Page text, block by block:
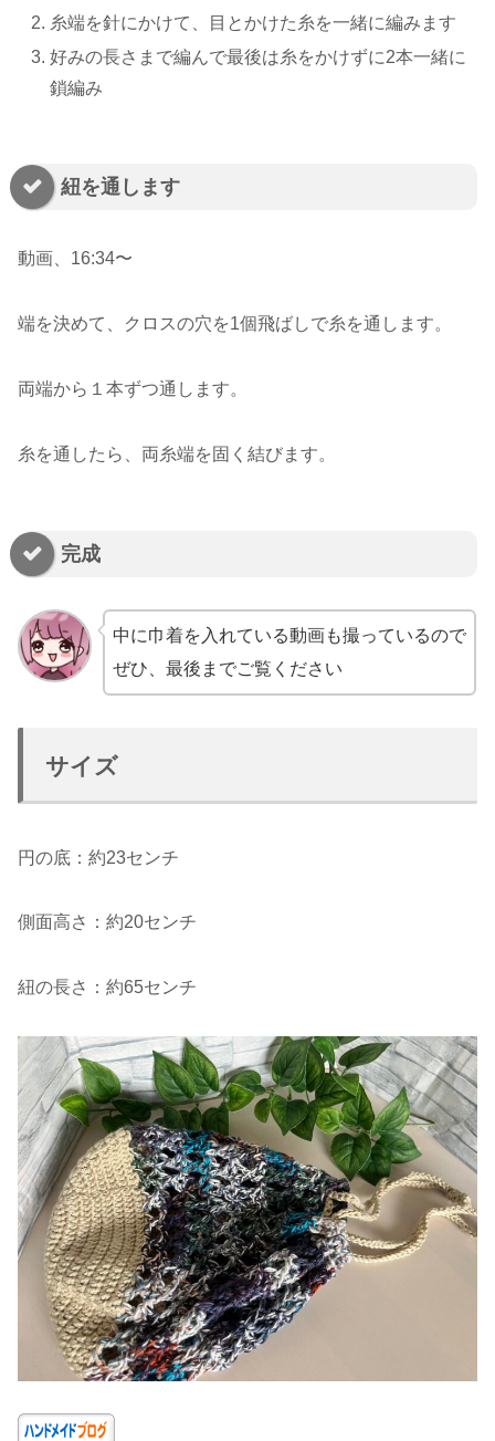
糸端を針にかけて、目とかけた糸を一緒に編みます
好みの長さまで編んで最後は糸をかけずに2本一緒に
鎖編み
紐を通します
動画、16:34〜
端を決めて、クロスの穴を1個飛ばしで糸を通します。
両端から１本ずつ通します。
糸を通したら、両糸端を固く結びます。
完成
中に巾着を入れている動画も撮っているので
ぜひ、最後までご覧ください
サイズ
円の底：約23センチ
側面高さ：約20センチ
紐の長さ：約65センチ